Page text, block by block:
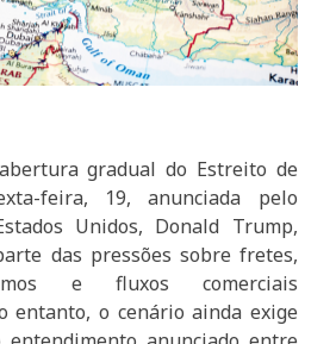
gradual do Estreito de
feira, 19, anunciada pelo
Unidos, Donald Trump,
das pressões sobre fretes,
e fluxos comerciais
entanto, o cenário ainda exige